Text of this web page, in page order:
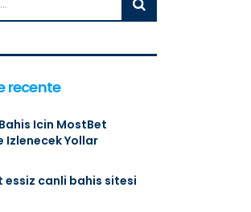
recente
Icin MostBet
Izlenecek Yollar
essiz canli bahis sitesi